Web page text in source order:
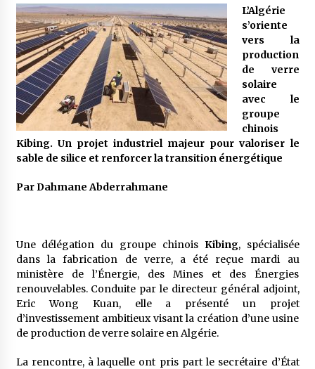
5 ans ago
« Père, tiens-moi, je vais tomber ! »
5 ans ago
Le bouc de l’Au-delà
5 ans ago
Le monstrueux vieillard (Un récit du Sud
Rencontre nocturne dans le désert (Un conte
touareg)
5 ans ago
Un conte targui/ Quand la tête est vide
5 ans ago
L’Algérie
s’oriente
vers la
production
de verre
solaire
avec le
groupe
chinois
Kibing. Un projet industriel majeur pour valoriser le
sable de silice et renforcer la transition énergétique
Par Dahmane Abderrahmane
Une délégation du groupe chinois Kibing, spécialisée
dans la fabrication de verre, a été reçue mardi au
ministère de l’Énergie, des Mines et des Énergies
renouvelables. Conduite par le directeur général adjoint,
Eric Wong Kuan, elle a présenté un projet
d’investissement ambitieux visant la création d’une usine
de production de verre solaire en Algérie.
La rencontre, à laquelle ont pris part le secrétaire d’État